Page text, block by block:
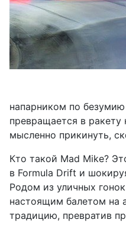
напарником по
превращается в
мысленно прикинуть,
Кто такой Mad Mike?
в Formula Drift и
Родом из уличных
настоящим балетом на
традицию, превратив